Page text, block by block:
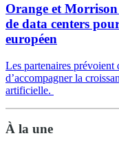
Orange et
de data centers
européen
Les partenaires prévoient
d’accompagner la
artificielle.
À la une